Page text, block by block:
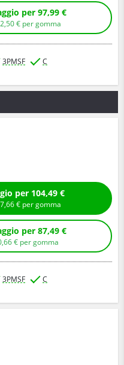
Compra senza montaggio per 97,99 €
50€ per gomma
3PMSF C
Compra con montaggio per 104,49 €
66€ per gomma
Compra senza montaggio per 87,49 €
66€ per gomma
3PMSF C